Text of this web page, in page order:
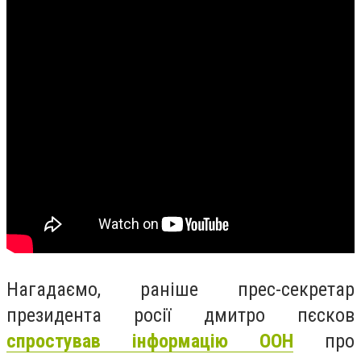
Нагадаємо, раніше прес-секретар
президента росії дмитро пєсков
спростував інформацію ООН про